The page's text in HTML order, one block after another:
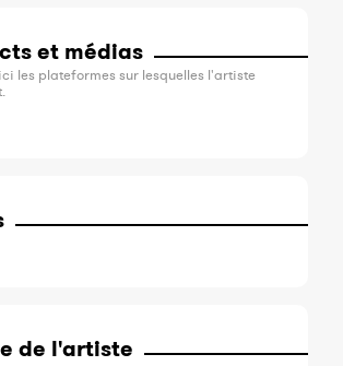
et médias
les plateformes sur lesquelles l'artiste
de l'artiste